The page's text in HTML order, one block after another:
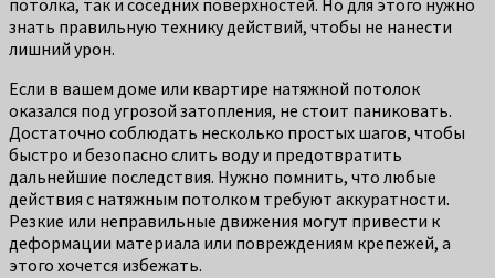
потолка, так и соседних поверхностей. Но для этого нужно
знать правильную технику действий, чтобы не нанести
лишний урон.
Если в вашем доме или квартире натяжной потолок
оказался под угрозой затопления, не стоит паниковать.
Достаточно соблюдать несколько простых шагов, чтобы
быстро и безопасно слить воду и предотвратить
дальнейшие последствия. Нужно помнить, что любые
действия с натяжным потолком требуют аккуратности.
Резкие или неправильные движения могут привести к
деформации материала или повреждениям крепежей, а
этого хочется избежать.